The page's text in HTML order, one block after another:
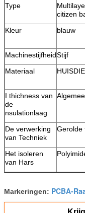
Type
citizen
Kleur
blauw
MachinestijfheidStijf
Materiaal
I thichness van
de
nsulationlaag
De verwerking
van Techniek
Gerolde
Het isoleren
van Hars
Markeringen: PCBA-